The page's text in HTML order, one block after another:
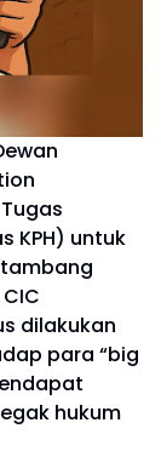
KPH) untuk
dilakukan
para “big
hukum